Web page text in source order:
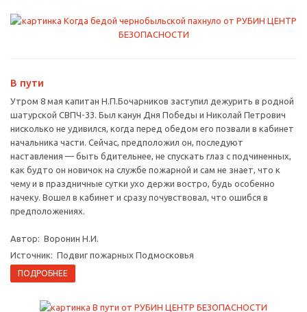
В пути
Утром 8 мая капитан Н.П.Бочарников заступил дежурить в родной
шатурской СВПЧ-33. Был канун Дня Победы и Николай Петрович
нисколько не удивился, когда перед обедом его позвали в кабинет
начальника части. Сейчас, предположил он, последуют
наставления — быть бдительнее, не спускать глаз с подчиненных,
как будто он новичок на службе пожарной и сам не знает, что к
чему и в праздничные сутки ухо держи востро, будь особенно
начеку. Вошел в кабинет и сразу почувствовал, что ошибся в
предположениях.
Автор: Воронин Н.И.
Источник: Подвиг пожарных Подмосковья
ПОДРОБНЕЕ